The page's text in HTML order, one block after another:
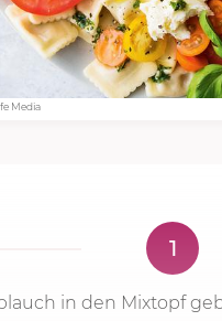
Media
1
in den Mixtopf